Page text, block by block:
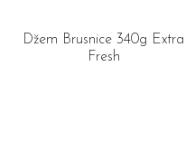
Džem Brusnice 340g Extra
Fresh